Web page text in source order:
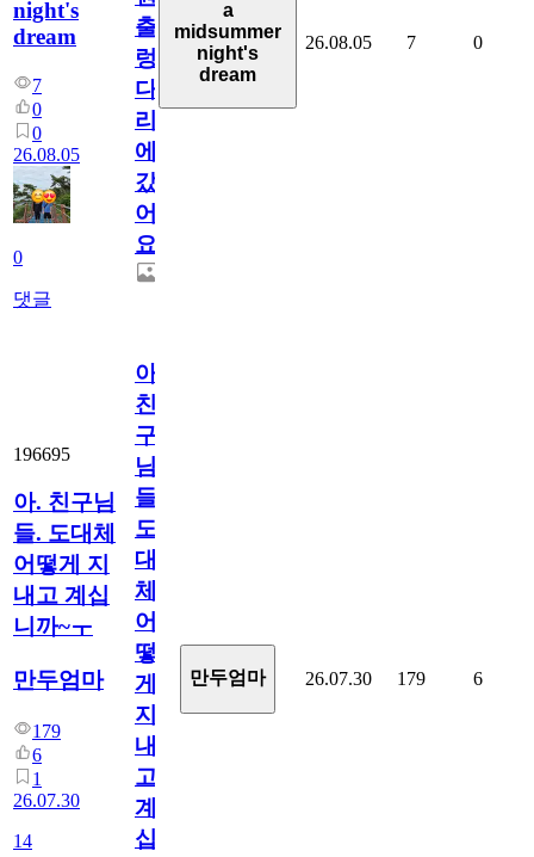
night's
dream
7
0
0
26.08.05
0
댓글
출
렁
다
리
에
갔
어
요.
a
midsummer
night's
dream
26.08.05 7 0
196695
아. 친구님
들. 도대체
어떻게 지
내고 계십
니까~ㅜ
만두엄마
179
6
1
26.07.30
14
아.
친
구
님
들.
도
대
체
어
떻
게
지
내
고
계
십
만두엄마 26.07.30 179 6